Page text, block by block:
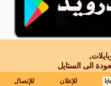
الى الستايل
للإعلان للإتصال